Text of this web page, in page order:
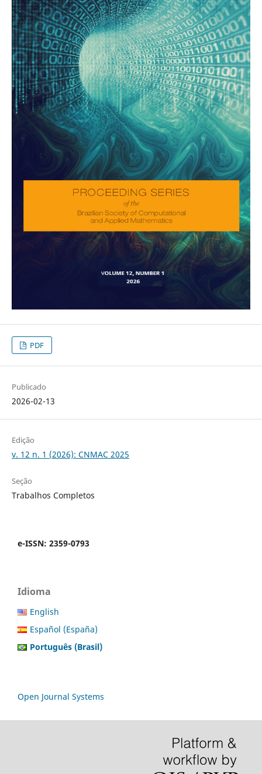
PDF
Publicado
2026-02-13
Edição
v. 12 n. 1 (2026): CNMAC 2025
Seção
Trabalhos Completos
e-ISSN: 2359-0793
Idioma
English
Español (España)
Português (Brasil)
Open Journal Systems